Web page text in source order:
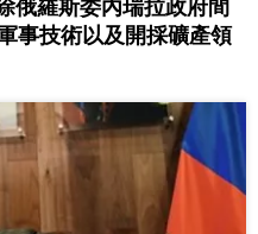
俄羅斯委內瑞拉政府間
事技術以及開採礦產領